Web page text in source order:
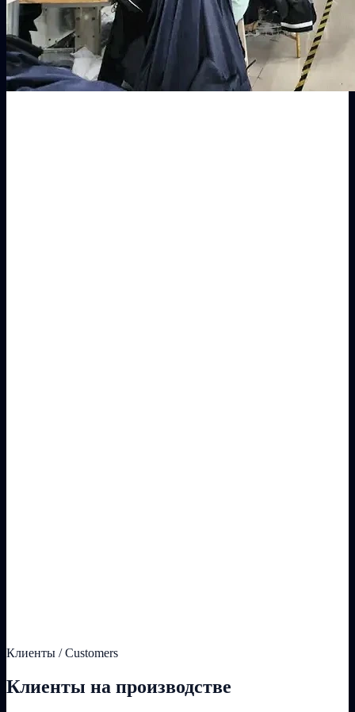
Клиенты / Customers
Клиенты на производстве